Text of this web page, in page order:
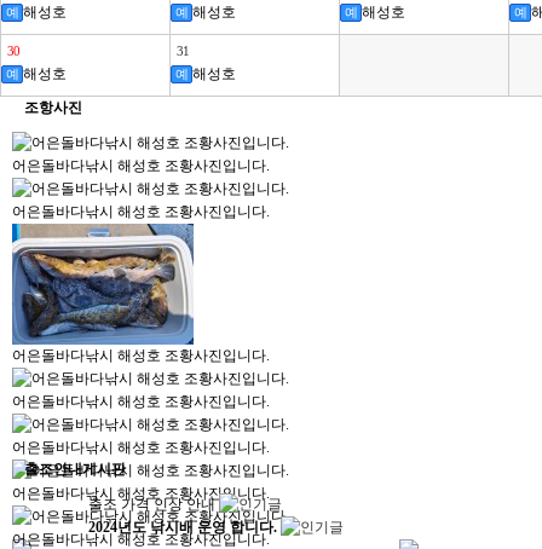
예 해성호
예 해성호
예 해성호
예
30
예 해성호
31
예 해성호
조항사진
어은돌바다낚시 해성호 조황사진입니다.
어은돌바다낚시 해성호 조황사진입니다.
어은돌바다낚시 해성호 조황사진입니다.
어은돌바다낚시 해성호 조황사진입니다.
어은돌바다낚시 해성호 조황사진입니다.
어은돌바다낚시 해성호 조황사진입니다.
어은돌바다낚시 해성호 조황사진입니다.
출조안내게시판
출조 가격 인상 안내
2024년도 낚시배 운영 합니다.